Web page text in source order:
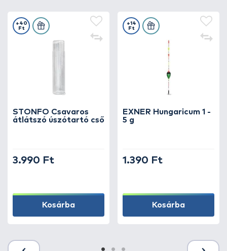
STONFO Csavaros
átlátszó úszótartó cső
+40
Ft
3.990 Ft
Kosárba
EXNER Hungaricum 1 -
5 g
+14
Ft
1.390 Ft
Kosárba